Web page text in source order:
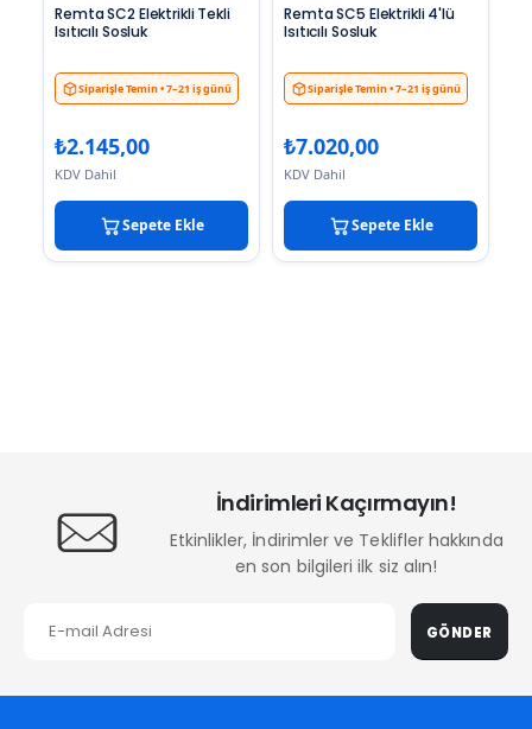
Remta SC2 Elektrikli Tekli
Isıtıcılı Sosluk
Siparişle Temin• 7–21 iş günü
₺2.145,00
KDV Dahil
Sepete Ekle
Remta SC5 Elektrikli 4'lü
Isıtıcılı Sosluk
Siparişle Temin• 7–21 iş günü
₺7.020,00
KDV Dahil
Sepete Ekle
İndirimleri Kaçırmayın!
Etkinlikler, İndirimler ve Teklifler hakkında
en son bilgileri ilk siz alın!
GÖNDER